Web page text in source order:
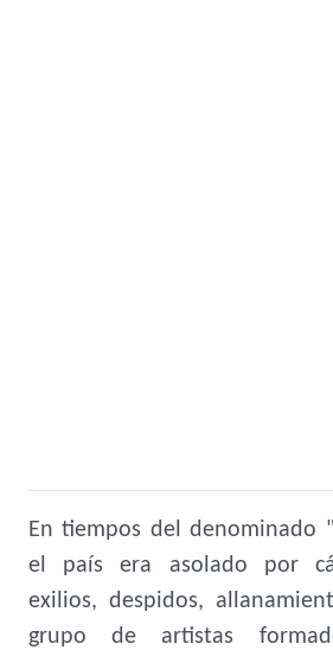
En tiempos del denominado
el país era asolado por
exilios, despidos,
grupo de artistas